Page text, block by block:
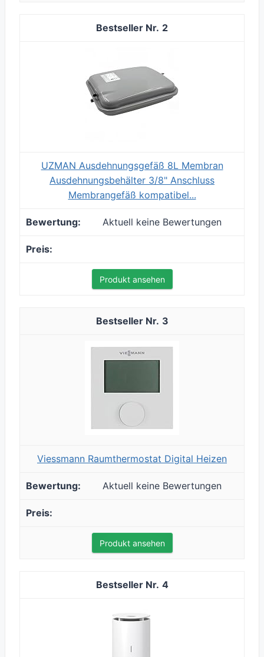
2
UZMAN Ausdehnungsgefäß 8L Membran
Ausdehnungsbehälter 3/8" Anschluss
Membrangefäß kompatibel...
Aktuell keine Bewertungen
Produkt ansehen
3
Viessmann Raumthermostat Digital Heizen
Aktuell keine Bewertungen
Produkt ansehen
4